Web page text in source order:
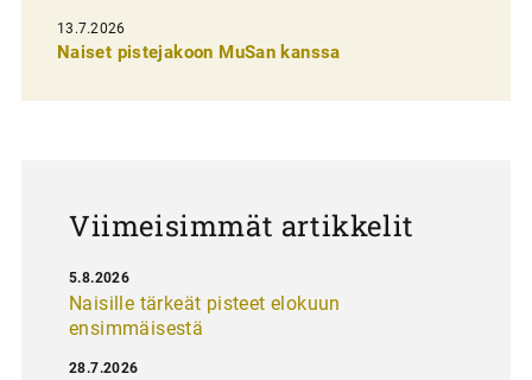
e
13.7.2026
Naiset pistejakoon MuSan kanssa
Viimeisimmät artikkelit
Naisille tärkeät pisteet elokuun
ensimmäisestä
5.8.2026
28.7.2026